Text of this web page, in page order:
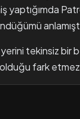
yaptığımda
tekinsiz bir
fark